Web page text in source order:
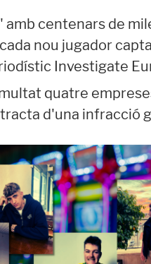
centenars de
nou jugador
Investigate
quatre
d'una infracció